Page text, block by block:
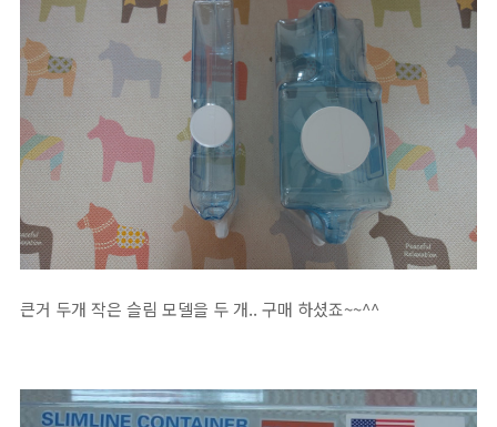
큰거 두개 작은 슬림 모델을 두 개.. 구매 하셨죠~~^^